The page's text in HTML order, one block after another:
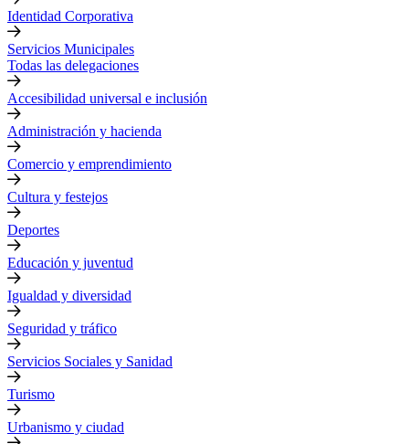
Identidad Corporativa
Servicios Municipales
Todas las delegaciones
Accesibilidad universal e inclusión
Administración y hacienda
Comercio y emprendimiento
Cultura y festejos
Deportes
Educación y juventud
Igualdad y diversidad
Seguridad y tráfico
Servicios Sociales y Sanidad
Turismo
Urbanismo y ciudad